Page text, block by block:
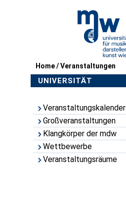
Home/Veranstaltungen
UNIVERSITÄT
Veranstaltungskalender
Großveranstaltungen
Klangkörper der mdw
Wettbewerbe
Veranstaltungsräume